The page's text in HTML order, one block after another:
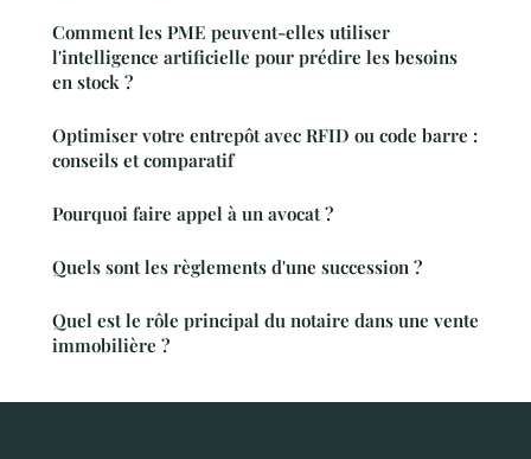
Comment les PME peuvent-elles utiliser
l'intelligence artificielle pour prédire les besoins
en stock ?
Optimiser votre entrepôt avec RFID ou code barre :
conseils et comparatif
Pourquoi faire appel à un avocat ?
Quels sont les règlements d'une succession ?
Quel est le rôle principal du notaire dans une vente
immobilière ?